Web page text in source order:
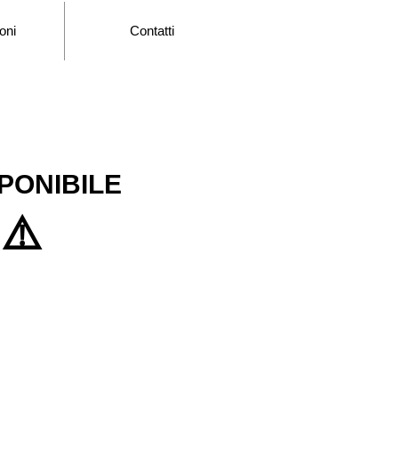
Contatti